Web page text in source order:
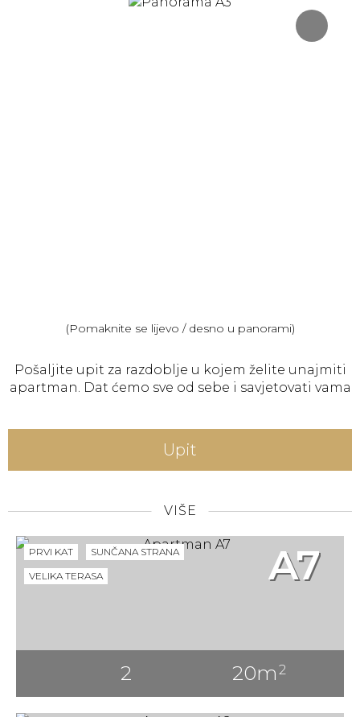
(Pomaknite se lijevo / desno u panorami)
Pošaljite upit za razdoblje u kojem želite unajmiti
apartman. Dat ćemo sve od sebe i savjetovati vama
Upit
VIŠE
PRVI KAT
SUNČANA STRANA
VELIKA TERASA
A7
2 20m 2